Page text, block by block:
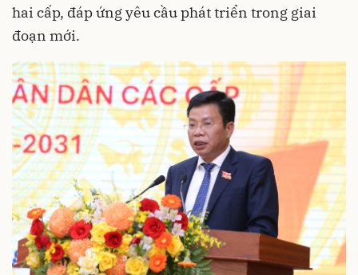
hai cấp, đáp ứng yêu cầu phát triển trong giai
đoạn mới.